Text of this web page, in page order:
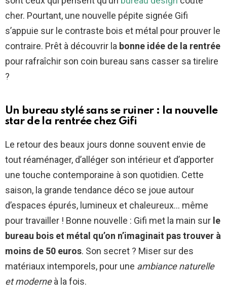
cher. Pourtant, une nouvelle pépite signée Gifi
s’appuie sur le contraste bois et métal pour prouver le
contraire. Prêt à découvrir la bonne idée de la rentrée
pour rafraîchir son coin bureau sans casser sa tirelire
?
Un bureau stylé sans se ruiner : la nouvelle
star de la rentrée chez Gifi
Le retour des beaux jours donne souvent envie de
tout réaménager, d’alléger son intérieur et d’apporter
une touche contemporaine à son quotidien. Cette
saison, la grande tendance déco se joue autour
d’espaces épurés, lumineux et chaleureux… même
pour travailler ! Bonne nouvelle : Gifi met la main sur le
bureau bois et métal qu’on n’imaginait pas trouver à
moins de 50 euros. Son secret ? Miser sur des
matériaux intemporels, pour une ambiance naturelle
et moderneà la fois.